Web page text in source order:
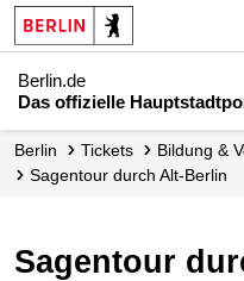
Berlin.de
Das offizielle
Berlin Tickets
Bildung &
Sagentour durch Alt-Berlin
Sagentour